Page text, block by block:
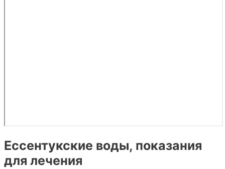
Ессентукские воды, показания
для лечения